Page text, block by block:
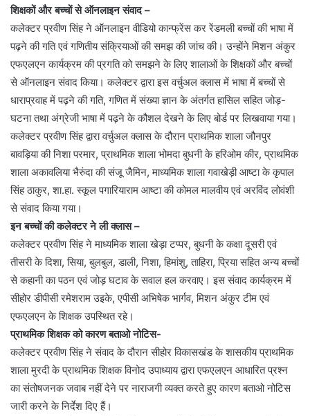
शिक्षकों और बच्चों से ऑनलाइन संवाद –
कलेक्टर प्रवीण सिंह ने ऑनलाइन वीडियो कान्फ्रेंस कर रेंडमली बच्चों की भाषा में
पढ़ने की गति एवं गणितीय संक्रियाओं की समझ की जांच की। उन्होंने मिशन अंकुर
एफएलएन कार्यक्रम की प्रगति को समझने के लिए शालाओं के शिक्षकों और बच्चों
से ऑनलाइन संवाद किया। कलेक्टर द्वारा इस वर्चुअल क्लास में भाषा में बच्चों से
धाराप्रवाह में पढ़ने की गति, गणित में संख्या ज्ञान के अंतर्गत हासिल सहित जोड़-
घटना तथा अंग्रेजी भाषा में पढ़ने के कौशल देखने के लिए बोर्ड पर लिखवाया गया।
कलेक्टर प्रवीण सिंह द्वारा वर्चुअल क्लास के दौरान प्राथमिक शाला जौनपुर
बावड़िया की निशा परमार, प्राथमिक शाला भोमदा बुधनी के हरिओम कीर, प्राथमिक
शाला अकावलिया भैरुंदा की संजू जैमिन, माध्यमिक शाला गवाखेड़ी आष्टा के कृपाल
सिंह ठाकुर, शा.हा. स्कूल पगारियाराम आष्टा की कोमल मालवीय एवं अरविंद लोवंशी
से संवाद किया गया।
इन बच्चों की कलेक्टर ने ली क्लास –
कलेक्टर प्रवीण सिंह ने माध्यमिक शाला खेड़ा टप्पर, बुधनी के कक्षा दूसरी एवं
तीसरी के दिशा, सिया, बुलबुल, डाली, निशा, हिमांशु, ताहिरा, प्रिया सहित अन्य बच्चों
से कहानी का पठन एवं जोड़ घटाव के सवाल हल करवाए। इस संवाद कार्यक्रम में
सीहोर डीपीसी रमेशराम उइके, एपीसी अभिषेक भार्गव, मिशन अंकुर टीम एवं
एफएलएन के शिक्षक उपस्थित रहे।
प्राथमिक शिक्षक को कारण बताओ नोटिस-
कलेक्टर प्रवीण सिंह ने संवाद के दौरान सीहोर विकासखंड के शासकीय प्राथमिक
शाला मुरदी के प्राथमिक शिक्षक विनोद उपाध्याय द्वारा एफएलएन आधारित प्रश्न
का संतोषजनक जवाब नहीं देने पर नाराजगी व्यक्त करते हुए कारण बताओ नोटिस
जारी करने के निर्देश दिए हैं।